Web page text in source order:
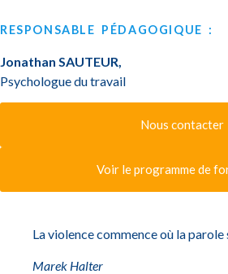
RESPONSABLE PÉDAGOGIQUE :
Jonathan SAUTEUR,
Psychologue du travail
Nous contacter
Voir le programme de
La violence commence où la parole
Marek Halter